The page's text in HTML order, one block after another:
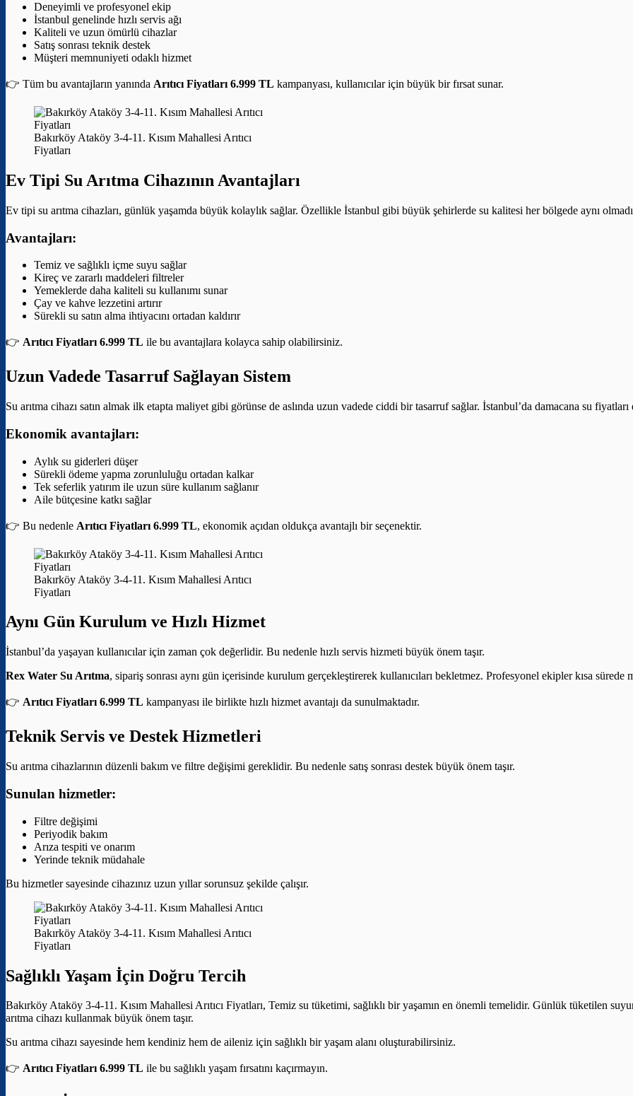
Deneyimli ve profesyonel ekip
İstanbul genelinde hızlı servis ağı
Kaliteli ve uzun ömürlü cihazlar
Satış sonrası teknik destek
Müşteri memnuniyeti odaklı hizmet
👉 Tüm bu avantajların yanında Arıtıcı Fiyatları 6.999 TL kampanyası, kullanıcılar için büyük bir fırsat sunar.
Bakırköy Ataköy 3-4-11. Kısım Mahallesi Arıtıcı
Fiyatları
Ev Tipi Su Arıtma Cihazının Avantajları
Ev tipi su arıtma cihazları, günlük yaşamda büyük kolaylık sağlar. Özellikle İstanbul gibi büyük şehirlerde su kalitesi her bölgede aynı
Avantajları:
Temiz ve sağlıklı içme suyu sağlar
Kireç ve zararlı maddeleri filtreler
Yemeklerde daha kaliteli su kullanımı sunar
Çay ve kahve lezzetini artırır
Sürekli su satın alma ihtiyacını ortadan kaldırır
👉 Arıtıcı Fiyatları 6.999 TL ile bu avantajlara kolayca sahip olabilirsiniz.
Uzun Vadede Tasarruf Sağlayan Sistem
Su arıtma cihazı satın almak ilk etapta maliyet gibi görünse de aslında uzun vadede ciddi bir tasarruf sağlar. İstanbul’da damacana su
Ekonomik avantajları:
Aylık su giderleri düşer
Sürekli ödeme yapma zorunluluğu ortadan kalkar
Tek seferlik yatırım ile uzun süre kullanım sağlanır
Aile bütçesine katkı sağlar
👉 Bu nedenle Arıtıcı Fiyatları 6.999 TL, ekonomik açıdan oldukça avantajlı bir seçenektir.
Bakırköy Ataköy 3-4-11. Kısım Mahallesi Arıtıcı
Fiyatları
Aynı Gün Kurulum ve Hızlı Hizmet
İstanbul’da yaşayan kullanıcılar için zaman çok değerlidir. Bu nedenle hızlı servis hizmeti büyük önem taşır.
Rex Water Su Arıtma, sipariş sonrası aynı gün içerisinde kurulum gerçekleştirerek kullanıcıları bekletmez. Profesyonel ekipler kısa
👉 Arıtıcı Fiyatları 6.999 TL kampanyası ile birlikte hızlı hizmet avantajı da sunulmaktadır.
Teknik Servis ve Destek Hizmetleri
Su arıtma cihazlarının düzenli bakım ve filtre değişimi gereklidir. Bu nedenle satış sonrası destek büyük önem taşır.
Sunulan hizmetler:
Filtre değişimi
Periyodik bakım
Arıza tespiti ve onarım
Yerinde teknik müdahale
Bu hizmetler sayesinde cihazınız uzun yıllar sorunsuz şekilde çalışır.
Bakırköy Ataköy 3-4-11. Kısım Mahallesi Arıtıcı
Fiyatları
Sağlıklı Yaşam İçin Doğru Tercih
Bakırköy Ataköy 3-4-11. Kısım Mahallesi Arıtıcı Fiyatları, Temiz su tüketimi, sağlıklı bir yaşamın en önemli temelidir. Günlük tüketilen
arıtma cihazı kullanmak büyük önem taşır.
Su arıtma cihazı sayesinde hem kendiniz hem de aileniz için sağlıklı bir yaşam alanı oluşturabilirsiniz.
👉 Arıtıcı Fiyatları 6.999 TL ile bu sağlıklı yaşam fırsatını kaçırmayın.